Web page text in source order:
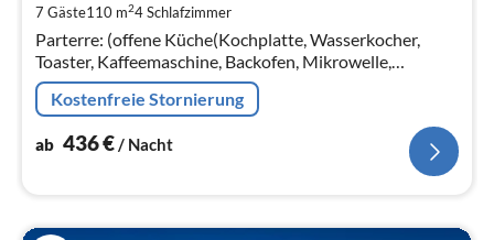
7 Gäste110 m24Schlafzimmer
Parterre: (offene Küche(Kochplatte, Wasserkocher,
Toaster, Kaffeemaschine, Backofen, Mikrowelle,
Spülmaschine, Kühl-/Gefrierkombination),
Wohn/Esszimmer(TV, Kaminofen, Klimaanlage)
Kostenfreie Stornierung
ab 436€/ Nacht